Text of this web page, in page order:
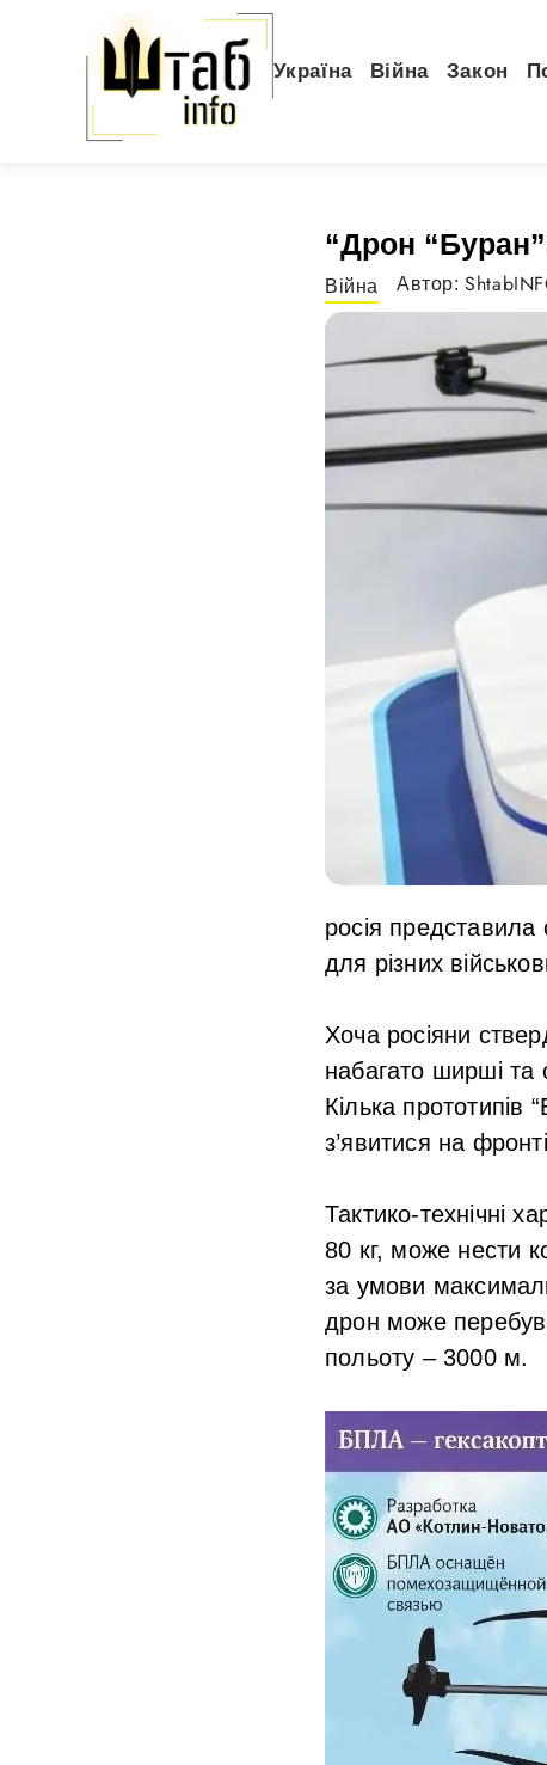
Україна Війна Закон
“Дрон
Війна Автор:
росія представила
для різних
Хоча росіяни
набагато ширші та
Кілька
з’явитися на
Тактико-технічні
80 кг, може нести
за умови
дрон може
польоту – 3000 м.